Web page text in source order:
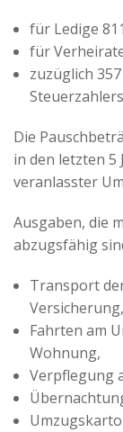
für Ledige
für
zuzüglich
Die
in den letzten 5
veranlasster
Ausgaben, die
abzugsfähig
Transport
Versicherung,
Fahrten am
Wohnung,
Verpflegung